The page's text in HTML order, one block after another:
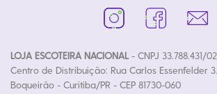
LOJA ESCOTEIRA NACIONAL- CNPJ 33.788.431/
Centro de Distribuição: Rua Carlos Essenfelder
Boqueirão - Curitiba/PR - CEP 81730-060